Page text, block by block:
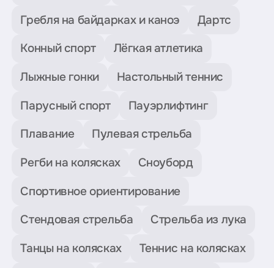
Гребля на байдарках и каноэ
Дартс
Конный спорт
Лёгкая атлетика
Лыжные гонки
Настольный теннис
Парусный спорт
Пауэрлифтинг
Плавание
Пулевая стрельба
Регби на колясках
Сноуборд
Спортивное ориентирование
Стендовая стрельба
Стрельба из лука
Танцы на колясках
Теннис на колясках